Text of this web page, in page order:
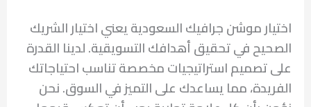
اختيار موشن جرافيك السعودية يعني اختيار الشريك
الصحيح في تحقيق أهدافك التسويقية. لدينا القدرة
على تصميم استراتيجيات مخصصة تناسب احتياجاتك
الفريدة، مما يساعدك على التميز في السوق. نحن